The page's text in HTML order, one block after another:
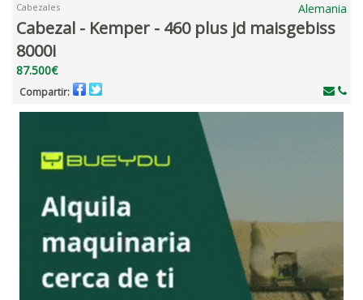
Cabezales Alemania
Cabezal - Kemper - 460 plus jd maisgebiss
8000i
87.500€
Compartir: